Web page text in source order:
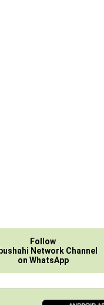
Follow
Network Channel
on WhatsApp